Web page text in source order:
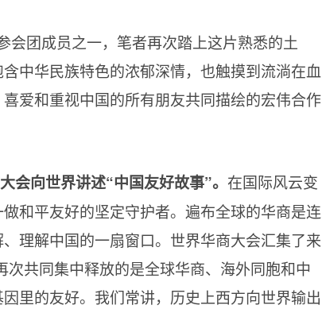
团成员之一，笔者再次踏上这片熟悉的土
中华民族特色的浓郁深情，也触摸到流淌在血
爱和重视中国的所有朋友共同描绘的宏伟合作
会向世界讲述“中国友好故事”。 在国际风云变
和平友好的坚定守护者。遍布全球的华商是连
理解中国的一扇窗口。世界华商大会汇集了来
共同集中释放的是全球华商、海外同胞和中
里的友好。我们常讲，历史上西方向世界输出